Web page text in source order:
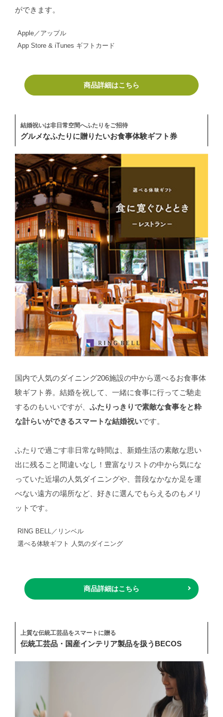
ができます。
Apple／アップル
App Store & iTunes ギフトカード
商品詳細はこちら
結婚祝いは非日常空間へふたりをご招待
グルメなふたりに贈りたいお食事体験ギフト券
国内で人気のダイニング206施設の中から選べるお食事体
験ギフト券。結婚を祝して、一緒に食事に行ってご馳走
するのもいいですが、 ふたりっきりで素敵な食事をと粋
な計らいができるスマートな結婚祝いです。
ふたりで過ごす非日常な時間は、新婚生活の素敵な思い
出に残ること間違いなし！豊富なリストの中から気にな
っていた近場の人気ダイニングや、普段なかなか足を運
べない遠方の場所など、好きに選んでもらえるのもメリ
ットです。
RING BELL／リンベル
選べる体験ギフト 人気のダイニング
商品詳細はこちら
上質な伝統工芸品をスマートに贈る
伝統工芸品・国産インテリア製品を扱うBECOS